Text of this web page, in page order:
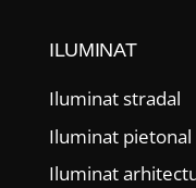
ILUMINAT
Iluminat stradal
Iluminat pietonal
Iluminat